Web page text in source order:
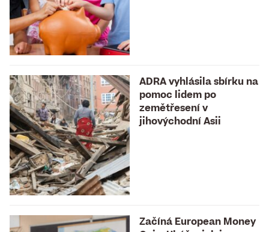
ADRA vyhlásila sbírku na
pomoc lidem po
zemětřesení v
jihovýchodní Asii
Začíná European Money